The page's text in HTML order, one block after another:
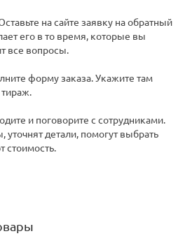
на сайте заявку на обратный
его в то время, которые вы
все вопросы.
форму заказа. Укажите там
и поговорите с сотрудниками.
уточнят детали, помогут выбрать
стоимость.